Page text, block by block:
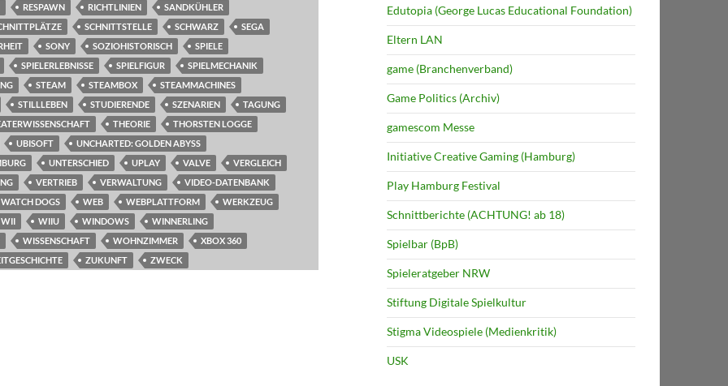
RESPAWN RICHTLINIEN
SANDKÜHLER
SCHNITTSTELLE SCHWARZ
SEGA
SONY SOZIOHISTORISCH
SPIELE
SPIELERLEBNISSE SPIELFIGUR
SPIELMECHANIK
STEAM STEAMBOX
STEAMMACHINES
STILLLEBEN STUDIERENDE SZENARIEN
TAGUNG
THEORIE
THORSTEN LOGGE
UBISOFT
UNCHARTED: GOLDEN ABYSS
UNTERSCHIED UPLAY VALVE
VERGLEICH
VERTRIEB VERWALTUNG
VIDEO-DATENBANK
WATCH DOGS WEB WEBPLATTFORM
WERKZEUG
WII WIIU WINDOWS
WINNERLING
WISSENSCHAFT WOHNZIMMER
XBOX 360
ZUKUNFT ZWECK
Edutopia (George Lucas Educational Foundation)
Eltern LAN
game (Branchenverband)
Game Politics (Archiv)
gamescom Messe
Initiative Creative Gaming (Hamburg)
Play Hamburg Festival
Schnittberichte (ACHTUNG! ab 18)
Spielbar (BpB)
Spieleratgeber NRW
Stiftung Digitale Spielkultur
Stigma Videospiele (Medienkritik)
USK